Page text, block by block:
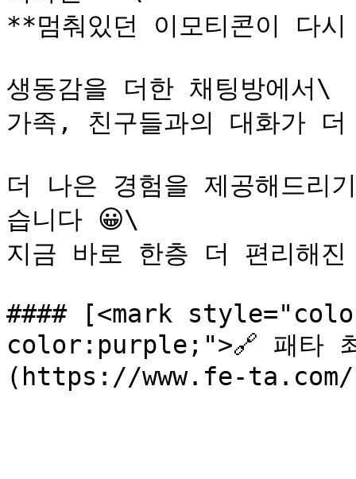
**멈춰있던 이모티콘이 다
생동감을 더한 채팅방에서\
가족, 친구들과의 대화가
더 나은 경험을 제공해드리
습니다 😀\
지금 바로 한층 더 편리해
#### [<mark
color:purple;">🔗 패타 최